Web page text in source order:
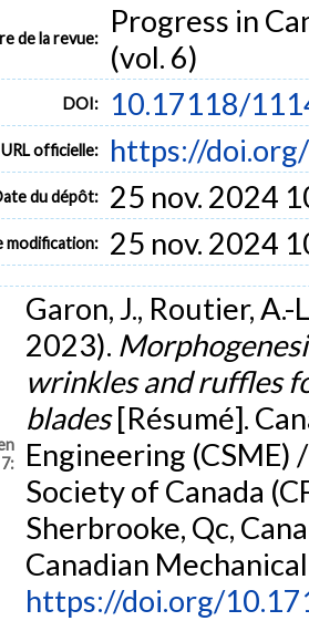
de la revue:
Progress in
(vol. 6)
DOI: 10.17118/
URL officielle: https://
du dépôt: 25 nov. 2024
modification: 25 nov. 2024
Garon, J., Routier, A.-
2023).
wrinkles and ruffles
blades[Résumé].
Engineering
Society of Canada
Sherbrooke, Qc,
Canadian
https://doi.org/